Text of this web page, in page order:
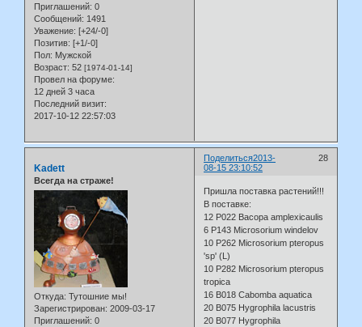
Приглашений: 0
Сообщений: 1491
Уважение: [+24/-0]
Позитив: [+1/-0]
Пол: Мужской
Возраст: 52 [1974-01-14]
Провел на форуме:
12 дней 3 часа
Последний визит:
2017-10-12 22:57:03
Поделиться 28
2013-
08-15 23:10:52
Kadett
Всегда на страже!
Откуда: Тутошние мы!
Зарегистрирован: 2009-03-17
Приглашений: 0
Пришла поставка растений!!!
В поставке:
12 P022 Bacopa amplexicaulis
6 P143 Microsorium windelov
10 P262 Microsorium pteropus
'sp' (L)
10 P282 Microsorium pteropus
tropica
16 B018 Cabomba aquatica
20 B075 Hygrophila lacustris
20 B077 Hygrophila